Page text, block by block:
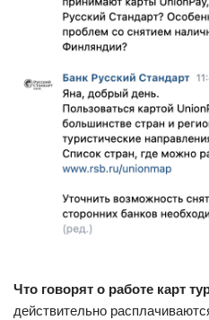
Что говорят о работе карт
действительно